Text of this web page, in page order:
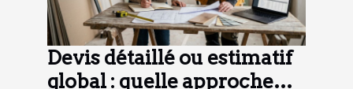
Devis détaillé ou estimatif
global : quelle approche